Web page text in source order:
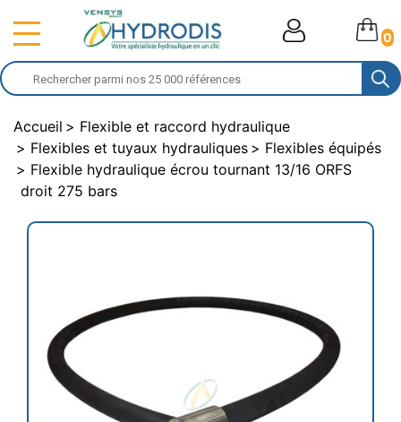
0
Accueil
Flexible et raccord hydraulique
Flexibles et tuyaux hydrauliques
Flexibles équipés
Flexible hydraulique écrou tournant 13/16 ORFS
droit 275 bars